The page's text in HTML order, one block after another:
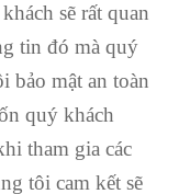
sẽ rất quan
tin đó mà quý
bảo mật an toàn
quý khách
tham gia các
tôi cam kết sẽ